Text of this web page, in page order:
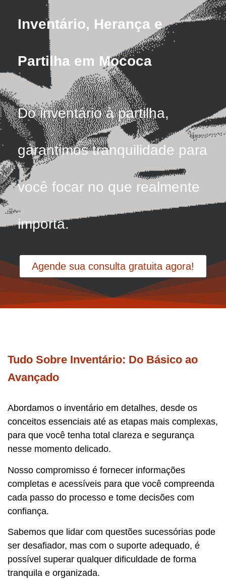
Inventário, Herança e
Partilha em Mococa
Do inventário à partilha,
garantimos tranquilidade para
você focar no que realmente
importa.
Agende sua consulta gratuita agora!
Tudo Sobre Inventário: Do Básico ao
Avançado
Abordamos o inventário em detalhes, desde os
conceitos essenciais até as etapas mais complexas,
para que você tenha total clareza e segurança
nesse momento delicado.
Nosso compromisso é fornecer informações
completas e acessíveis para que você compreenda
cada passo do processo e tome decisões com
confiança.
Sabemos que lidar com questões sucessórias pode
ser desafiador, mas com o suporte adequado, é
possível superar qualquer dificuldade de forma
tranquila e organizada.